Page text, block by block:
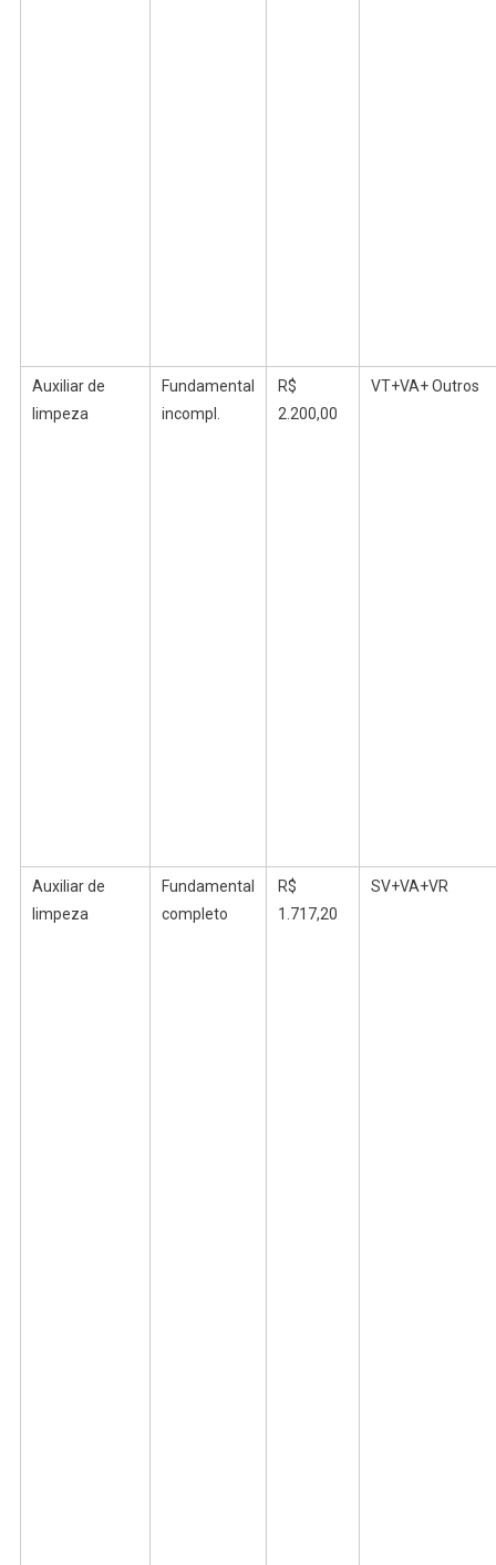
Auxiliar de
limpeza
Fundamental
incompl
R$
2.200,00
VT+VA+ Outros
Auxiliar de
limpeza
Fundamental
completo
R$
1.717,20
SV+VA+VR